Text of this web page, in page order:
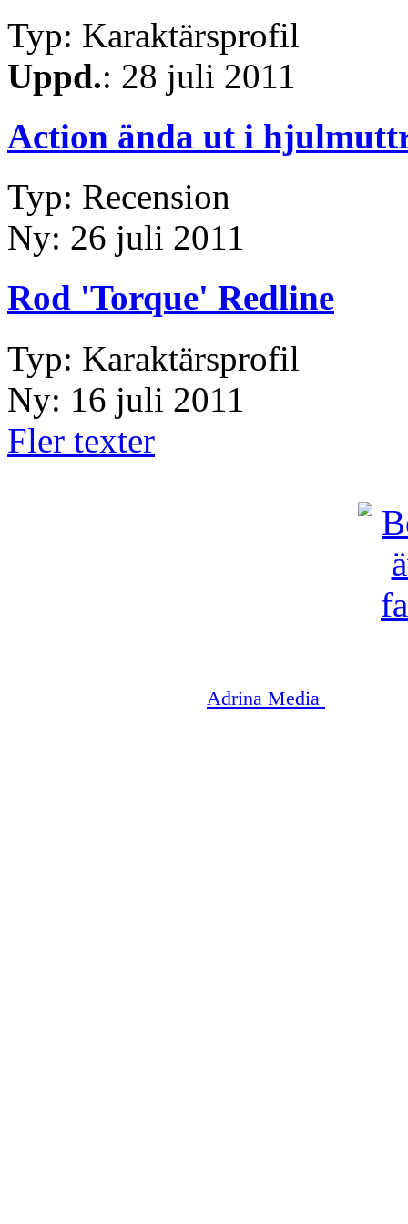
Typ: Karaktärsprofil
Uppd.: 28 juli 2011
Action ända ut i
Typ: Recension
Ny: 26 juli 2011
Rod 'Torque' Redline
Typ: Karaktärsprofil
Ny: 16 juli 2011
Fler texter
Adrina Media